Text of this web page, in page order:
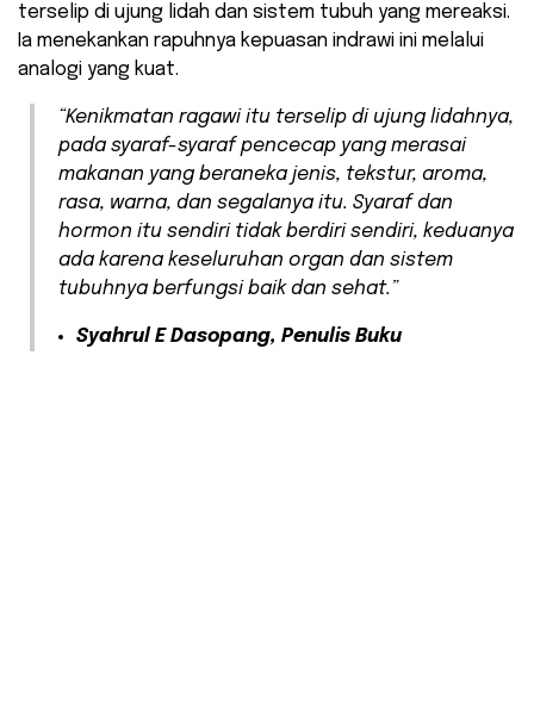
terselip di ujung lidah dan sistem tubuh yang mereaksi.
Ia menekankan rapuhnya kepuasan indrawi ini melalui
analogi yang kuat.
“Kenikmatan ragawi itu terselip di ujung lidahnya,
pada syaraf-syaraf pencecap yang merasai
makanan yang beraneka jenis, tekstur, aroma,
rasa, warna, dan segalanya itu. Syaraf dan
hormon itu sendiri tidak berdiri sendiri, keduanya
ada karena keseluruhan organ dan sistem
tubuhnya berfungsi baik dan sehat.”
Syahrul E Dasopang, Penulis Buku